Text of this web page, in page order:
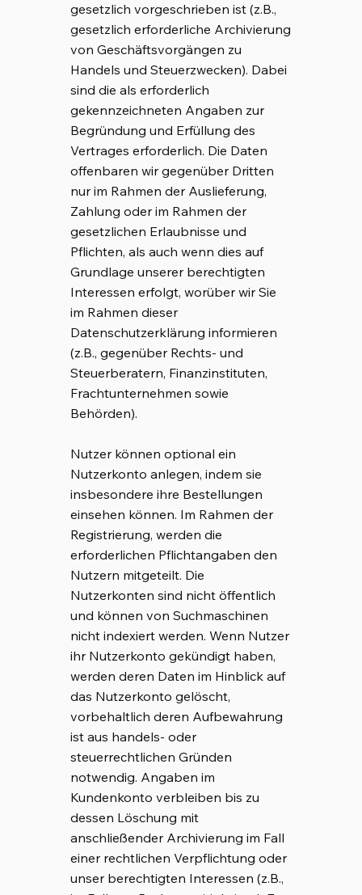
gesetzlich vorgeschrieben ist (z.B.,
gesetzlich erforderliche Archivierung
von Geschäftsvorgängen zu
Handels und Steuerzwecken). Dabei
sind die als erforderlich
gekennzeichneten Angaben zur
Begründung und Erfüllung des
Vertrages erforderlich. Die Daten
offenbaren wir gegenüber Dritten
nur im Rahmen der Auslieferung,
Zahlung oder im Rahmen der
gesetzlichen Erlaubnisse und
Pflichten, als auch wenn dies auf
Grundlage unserer berechtigten
Interessen erfolgt, worüber wir Sie
im Rahmen dieser
Datenschutzerklärung informieren
(z.B., gegenüber Rechts- und
Steuerberatern, Finanzinstituten,
Frachtunternehmen sowie
Behörden).
Nutzer können optional ein
Nutzerkonto anlegen, indem sie
insbesondere ihre Bestellungen
einsehen können. Im Rahmen der
Registrierung, werden die
erforderlichen Pflichtangaben den
Nutzern mitgeteilt. Die
Nutzerkonten sind nicht öffentlich
und können von Suchmaschinen
nicht indexiert werden. Wenn Nutzer
ihr Nutzerkonto gekündigt haben,
werden deren Daten im Hinblick auf
das Nutzerkonto gelöscht,
vorbehaltlich deren Aufbewahrung
ist aus handels- oder
steuerrechtlichen Gründen
notwendig. Angaben im
Kundenkonto verbleiben bis zu
dessen Löschung mit
anschließender Archivierung im Fall
einer rechtlichen Verpflichtung oder
unser berechtigten Interessen (z.B.,